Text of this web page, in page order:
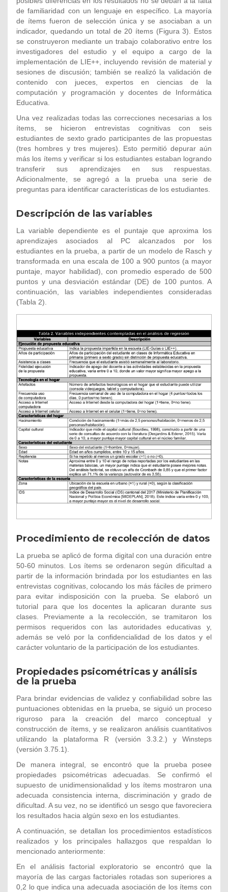
de familiaridad con un lenguaje en específico. La mayoría
de ítems fueron de selección única y se asociaban a un
indicador, quedando un total de 20 ítems (Figura 3). Estos
se construyeron mediante un trabajo colaborativo entre los
investigadores del estudio y el equipo a cargo de la
implementación de LIE++, incluyendo revisión de material y
sesiones de discusión; también se realizó la validación de
contenido con jueces, expertos en ciencias de la
computación y programación y docentes de Informática
Educativa.
Una vez realizadas todas las correcciones necesarias a los
ítems, se hicieron entrevistas cognitivas con seis
estudiantes de sexto grado participantes de las propuestas
(tres hombres y tres mujeres). Esto permitió depurar aún
más los ítems y verificar si los estudiantes estaban logrando
transferir sus aprendizajes en sus respuestas.
Adicionalmente, se agregó a la prueba una serie de
preguntas para identificar características de los estudiantes.
Descripción de las variables
La variable dependiente es el puntaje que aproxima los
aprendizajes asociados al PC alcanzados por los
estudiantes en la prueba, a partir de un modelo de Rasch y
transformada en una escala de 100 a 900 puntos (a mayor
puntaje, mayor habilidad), con promedio esperado de 500
puntos y una desviación estándar (DE) de 100 puntos. A
continuación, las variables independientes consideradas
(Tabla 2).
Procedimiento de recolección de datos
La prueba se aplicó de forma digital con una duración entre
50-60 minutos. Los ítems se ordenaron según dificultad a
partir de la información brindada por los estudiantes en las
entrevistas cognitivas, colocando los más fáciles de primero
para evitar indisposición con la prueba. Se elaboró un
tutorial para que los docentes la aplicaran durante sus
clases. Previamente a la recolección, se tramitaron los
permisos requeridos con las autoridades educativas y,
además se veló por la confidencialidad de los datos y el
carácter voluntario de la participación de los estudiantes.
Propiedades psicométricas y análisis
de la prueba
Para brindar evidencias de validez y confiabilidad sobre las
puntuaciones obtenidas en la prueba, se siguió un proceso
riguroso para la creación del marco conceptual y
construcción de ítems, y se realizaron análisis cuantitativos
utilizando la plataforma R (versión 3.3.2.) y Winsteps
(versión 3.75.1).
De manera integral, se encontró que la prueba posee
propiedades psicométricas adecuadas. Se confirmó el
supuesto de unidimensionalidad y los ítems mostraron una
adecuada consistencia interna, discriminación y grado de
dificultad. A su vez, no se identificó un sesgo que favoreciera
los resultados hacia algún sexo en los estudiantes.
A continuación, se detallan los procedimientos estadísticos
realizados y los principales hallazgos que respaldan lo
mencionado anteriormente:
En el análisis factorial exploratorio se encontró que la
mayoría de las cargas factoriales rotadas son superiores a
0,2 lo que indica una adecuada asociación de los ítems con